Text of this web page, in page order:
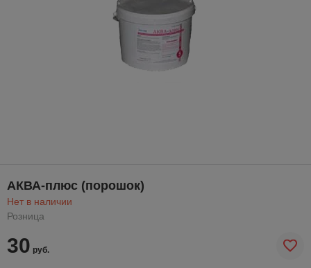
АКВА-плюс (порошок)
Нет в наличии
Розница
30 руб.